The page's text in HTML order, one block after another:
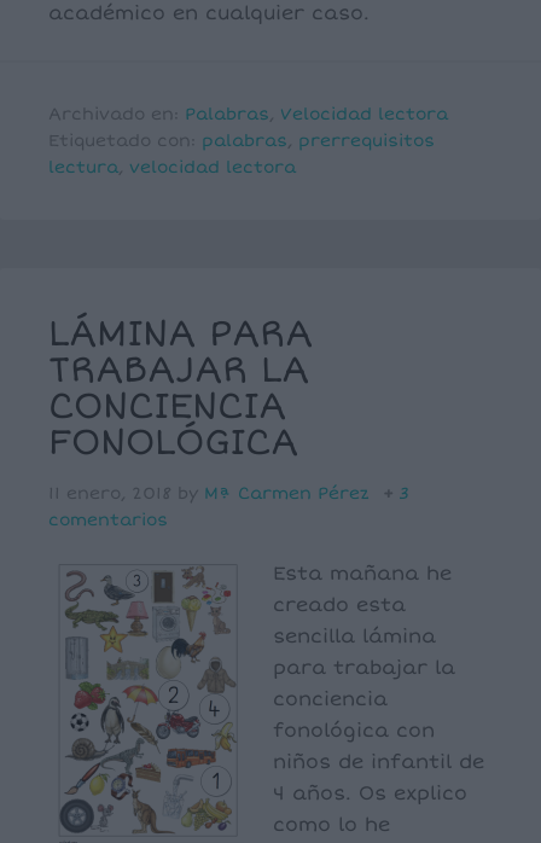
académico en cualquier caso.
Archivado en: Palabras, Velocidad lectora
Etiquetado con: palabras, prerrequisitos
lectura, velocidad lectora
LÁMINA PARA
TRABAJAR LA
CONCIENCIA
FONOLÓGICA
11 enero, 2018 by Mª Carmen Pérez
3
comentarios
Esta mañana he
creado esta
sencilla lámina
para trabajar la
conciencia
fonológica con
niños de infantil de
4 años. Os explico
como lo he